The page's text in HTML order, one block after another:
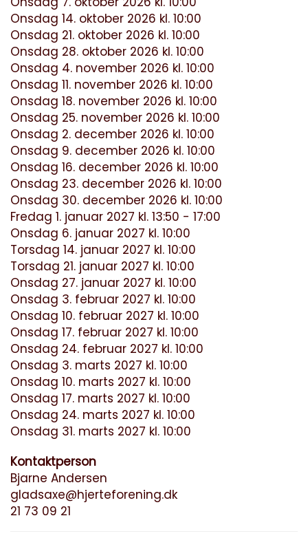
Onsdag 14. oktober 2026 kl. 10:00
Onsdag 21. oktober 2026 kl. 10:00
Onsdag 28. oktober 2026 kl. 10:00
Onsdag 4. november 2026 kl. 10:00
Onsdag 11. november 2026 kl. 10:00
Onsdag 18. november 2026 kl. 10:00
Onsdag 25. november 2026 kl. 10:00
Onsdag 2. december 2026 kl. 10:00
Onsdag 9. december 2026 kl. 10:00
Onsdag 16. december 2026 kl. 10:00
Onsdag 23. december 2026 kl. 10:00
Onsdag 30. december 2026 kl. 10:00
Fredag 1. januar 2027 kl. 13:50 - 17:00
Onsdag 6. januar 2027 kl. 10:00
Torsdag 14. januar 2027 kl. 10:00
Torsdag 21. januar 2027 kl. 10:00
Onsdag 27. januar 2027 kl. 10:00
Onsdag 3. februar 2027 kl. 10:00
Onsdag 10. februar 2027 kl. 10:00
Onsdag 17. februar 2027 kl. 10:00
Onsdag 24. februar 2027 kl. 10:00
Onsdag 3. marts 2027 kl. 10:00
Onsdag 10. marts 2027 kl. 10:00
Onsdag 17. marts 2027 kl. 10:00
Onsdag 24. marts 2027 kl. 10:00
Onsdag 31. marts 2027 kl. 10:00
Kontaktperson
Bjarne Andersen
gladsaxe@hjerteforening.dk
21 73 09 21